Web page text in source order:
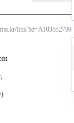
link?id=A103882799